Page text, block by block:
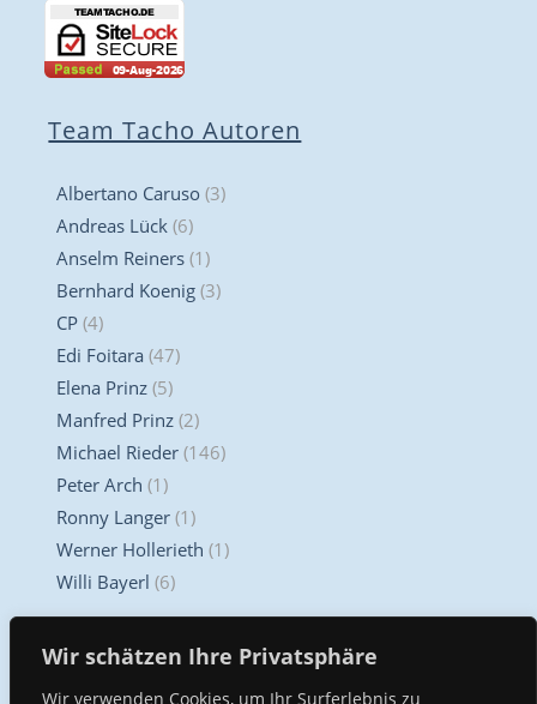
Wir schätzen Ihre Privatsphäre
Wir verwenden Cookies, um Ihr Surferlebnis zu
Team Tacho Autoren
Albertano Caruso (3)
Andreas Lück (6)
Anselm Reiners (1)
Bernhard Koenig (3)
CP (4)
Edi Foitara (47)
Elena Prinz (5)
Manfred Prinz (2)
Michael Rieder (146)
Peter Arch (1)
Ronny Langer (1)
Werner Hollerieth (1)
Willi Bayerl (6)
Unser Kompetenz Center